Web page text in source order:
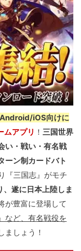
Android/iOS向けに
ムアプリ ！ 三国世界
い・戦い・有名戦
ーン制カードバト
『三国志』がモチ
遂に日本上陸しま
が豊富に登場して
など、有名戦役を
ましょう！